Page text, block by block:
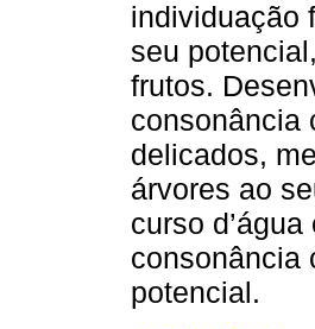
individuação
seu
frutos.
consonância
delicados,
árvores ao
curso
consonância
potencial.